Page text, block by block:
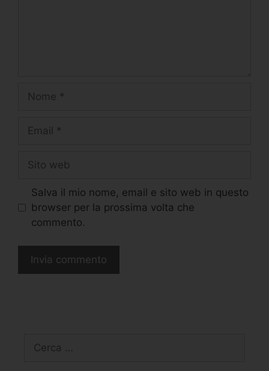
Salva il mio nome, email e sito web in questo
browser per la prossima volta che
commento.